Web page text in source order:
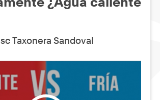
Taxonera Sandoval